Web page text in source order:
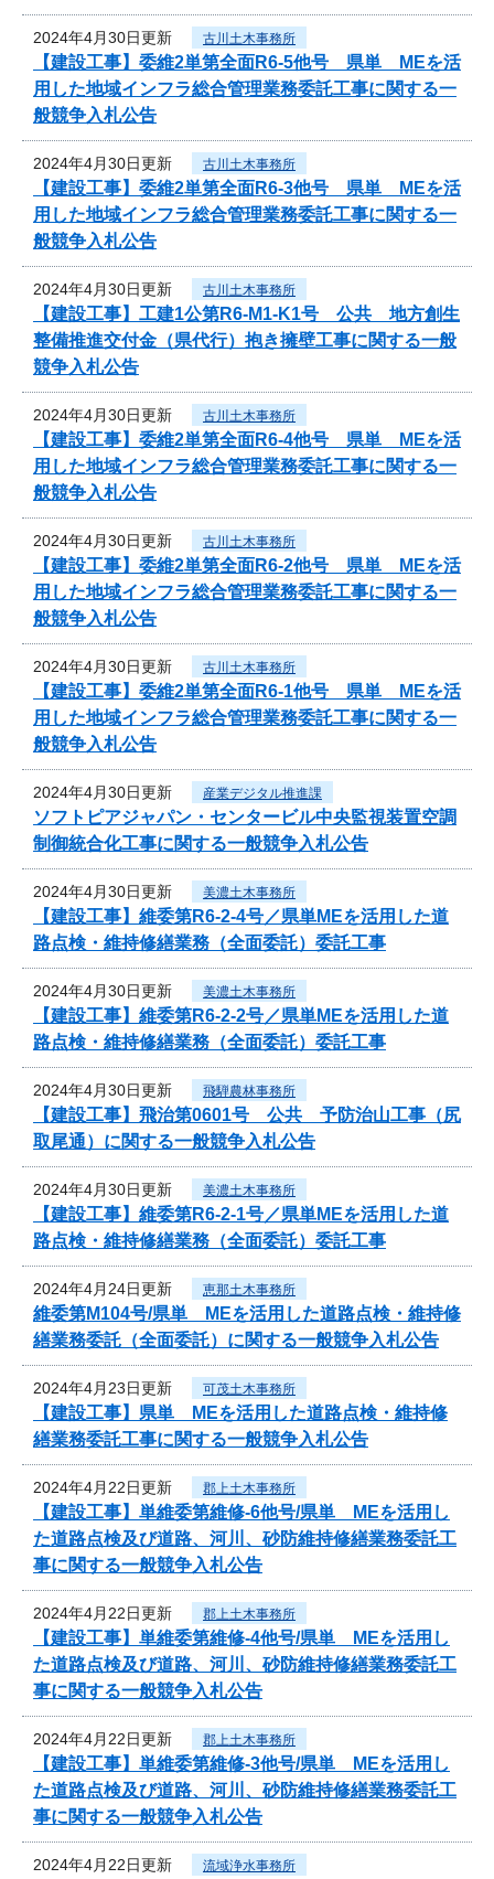
2024年4月30日更新 古川土木事務所
【建設工事】委維2単第全面R6-5他号 県単 MEを活
用した地域インフラ総合管理業務委託工事に関する一
般競争入札公告
2024年4月30日更新 古川土木事務所
【建設工事】委維2単第全面R6-3他号 県単 MEを活
用した地域インフラ総合管理業務委託工事に関する一
般競争入札公告
2024年4月30日更新 古川土木事務所
【建設工事】工建1公第R6-M1-K1号 公共 地方創生
整備推進交付金（県代行）抱き擁壁工事に関する一般
競争入札公告
2024年4月30日更新 古川土木事務所
【建設工事】委維2単第全面R6-4他号 県単 MEを活
用した地域インフラ総合管理業務委託工事に関する一
般競争入札公告
2024年4月30日更新 古川土木事務所
【建設工事】委維2単第全面R6-2他号 県単 MEを活
用した地域インフラ総合管理業務委託工事に関する一
般競争入札公告
2024年4月30日更新 古川土木事務所
【建設工事】委維2単第全面R6-1他号 県単 MEを活
用した地域インフラ総合管理業務委託工事に関する一
般競争入札公告
2024年4月30日更新 産業デジタル推進課
ソフトピアジャパン・センタービル中央監視装置空調
制御統合化工事に関する一般競争入札公告
2024年4月30日更新 美濃土木事務所
【建設工事】維委第R6-2-4号／県単MEを活用した道
路点検・維持修繕業務（全面委託）委託工事
2024年4月30日更新 美濃土木事務所
【建設工事】維委第R6-2-2号／県単MEを活用した道
路点検・維持修繕業務（全面委託）委託工事
2024年4月30日更新 飛騨農林事務所
【建設工事】飛治第0601号 公共 予防治山工事（尻
取尾通）に関する一般競争入札公告
2024年4月30日更新 美濃土木事務所
【建設工事】維委第R6-2-1号／県単MEを活用した道
路点検・維持修繕業務（全面委託）委託工事
2024年4月24日更新 恵那土木事務所
維委第M104号/県単 MEを活用した道路点検・維持修
繕業務委託（全面委託）に関する一般競争入札公告
2024年4月23日更新 可茂土木事務所
【建設工事】県単 MEを活用した道路点検・維持修
繕業務委託工事に関する一般競争入札公告
2024年4月22日更新 郡上土木事務所
【建設工事】単維委第維修‐6他号/県単 MEを活用し
た道路点検及び道路、河川、砂防維持修繕業務委託工
事に関する一般競争入札公告
2024年4月22日更新 郡上土木事務所
【建設工事】単維委第維修‐4他号/県単 MEを活用し
た道路点検及び道路、河川、砂防維持修繕業務委託工
事に関する一般競争入札公告
2024年4月22日更新 郡上土木事務所
【建設工事】単維委第維修‐3他号/県単 MEを活用し
た道路点検及び道路、河川、砂防維持修繕業務委託工
事に関する一般競争入札公告
2024年4月22日更新 流域浄水事務所